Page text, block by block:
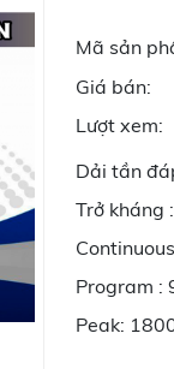
Mã sản
Giá bán:
Lượt xem:
Dải tần
Trở kháng
Program :
Peak: